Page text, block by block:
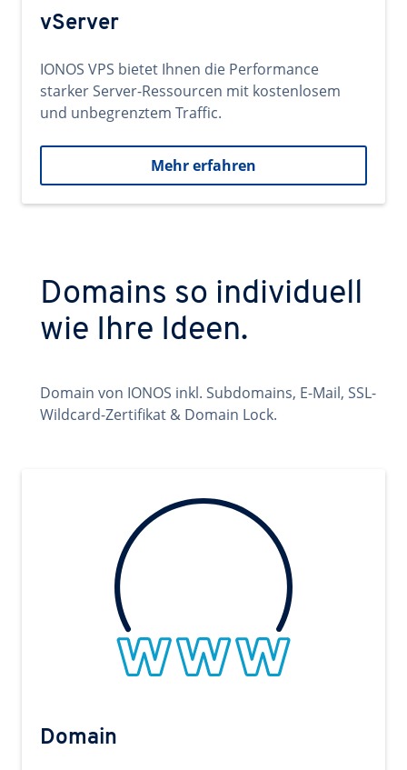
vServer
IONOS VPS bietet Ihnen die Performance
starker Server-Ressourcen mit kostenlosem
und unbegrenztem Traffic.
Mehr erfahren
Domains so individuell
wie Ihre Ideen.
Domain von IONOS inkl. Subdomains, E-Mail, SSL-
Wildcard-Zertifikat & Domain Lock.
Domain